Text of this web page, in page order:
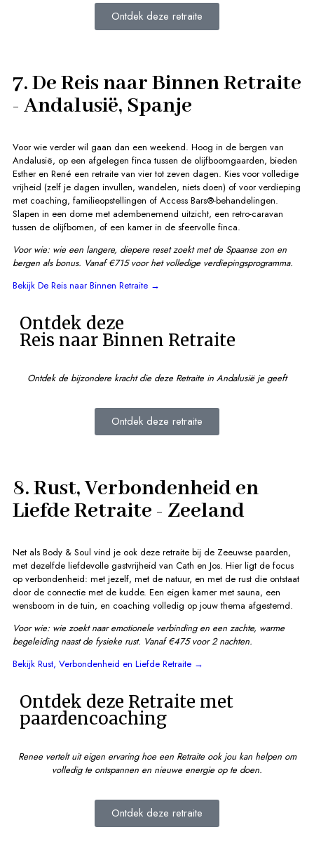
Ontdek deze retraite
7. De Reis naar Binnen Retraite
- Andalusië, Spanje
Voor wie verder wil gaan dan een weekend. Hoog in de bergen van
Andalusië, op een afgelegen finca tussen de olijfboomgaarden, bieden
Esther en René een retraite van vier tot zeven dagen. Kies voor volledige
vrijheid (zelf je dagen invullen, wandelen, niets doen) of voor verdieping
met coaching, familieopstellingen of Access Bars®-behandelingen.
Slapen in een dome met adembenemend uitzicht, een retro-caravan
tussen de olijfbomen, of een kamer in de sfeervolle finca.
Voor wie: wie een langere, diepere reset zoekt met de Spaanse zon en
bergen als bonus. Vanaf €715 voor het volledige verdiepingsprogramma.
Bekijk De Reis naar Binnen Retraite →
Ontdek deze
Reis naar Binnen Retraite
Ontdek de bijzondere kracht die deze Retraite in Andalusië je geeft
Ontdek deze retraite
8. Rust, Verbondenheid en
Liefde Retraite - Zeeland
Net als Body & Soul vind je ook deze retraite bij de Zeeuwse paarden,
met dezelfde liefdevolle gastvrijheid van Cath en Jos. Hier ligt de focus
op verbondenheid: met jezelf, met de natuur, en met de rust die ontstaat
door de connectie met de kudde. Een eigen kamer met sauna, een
wensboom in de tuin, en coaching volledig op jouw thema afgestemd.
Voor wie: wie zoekt naar emotionele verbinding en een zachte, warme
begeleiding naast de fysieke rust. Vanaf €475 voor 2 nachten.
Bekijk Rust, Verbondenheid en Liefde Retraite →
Ontdek deze Retraite met
paardencoaching
Renee vertelt uit eigen ervaring hoe een Retraite ook jou kan helpen om
volledig te ontspannen en nieuwe energie op te doen.
Ontdek deze retraite